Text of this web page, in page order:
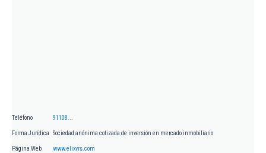
Teléfono 91108...
Forma Jurídica Sociedad anónima cotizada de inversión en mercado inmobiliario
Página Web www.elixvrs.com